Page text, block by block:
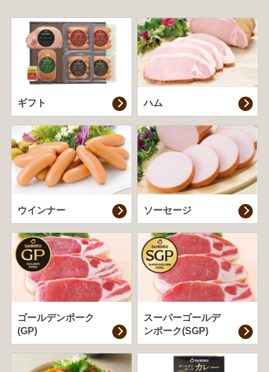
ギフト ハム
ウインナー ソーセージ
ゴールデンポーク
(GP)
スーパーゴールデ
ンポーク(SGP)